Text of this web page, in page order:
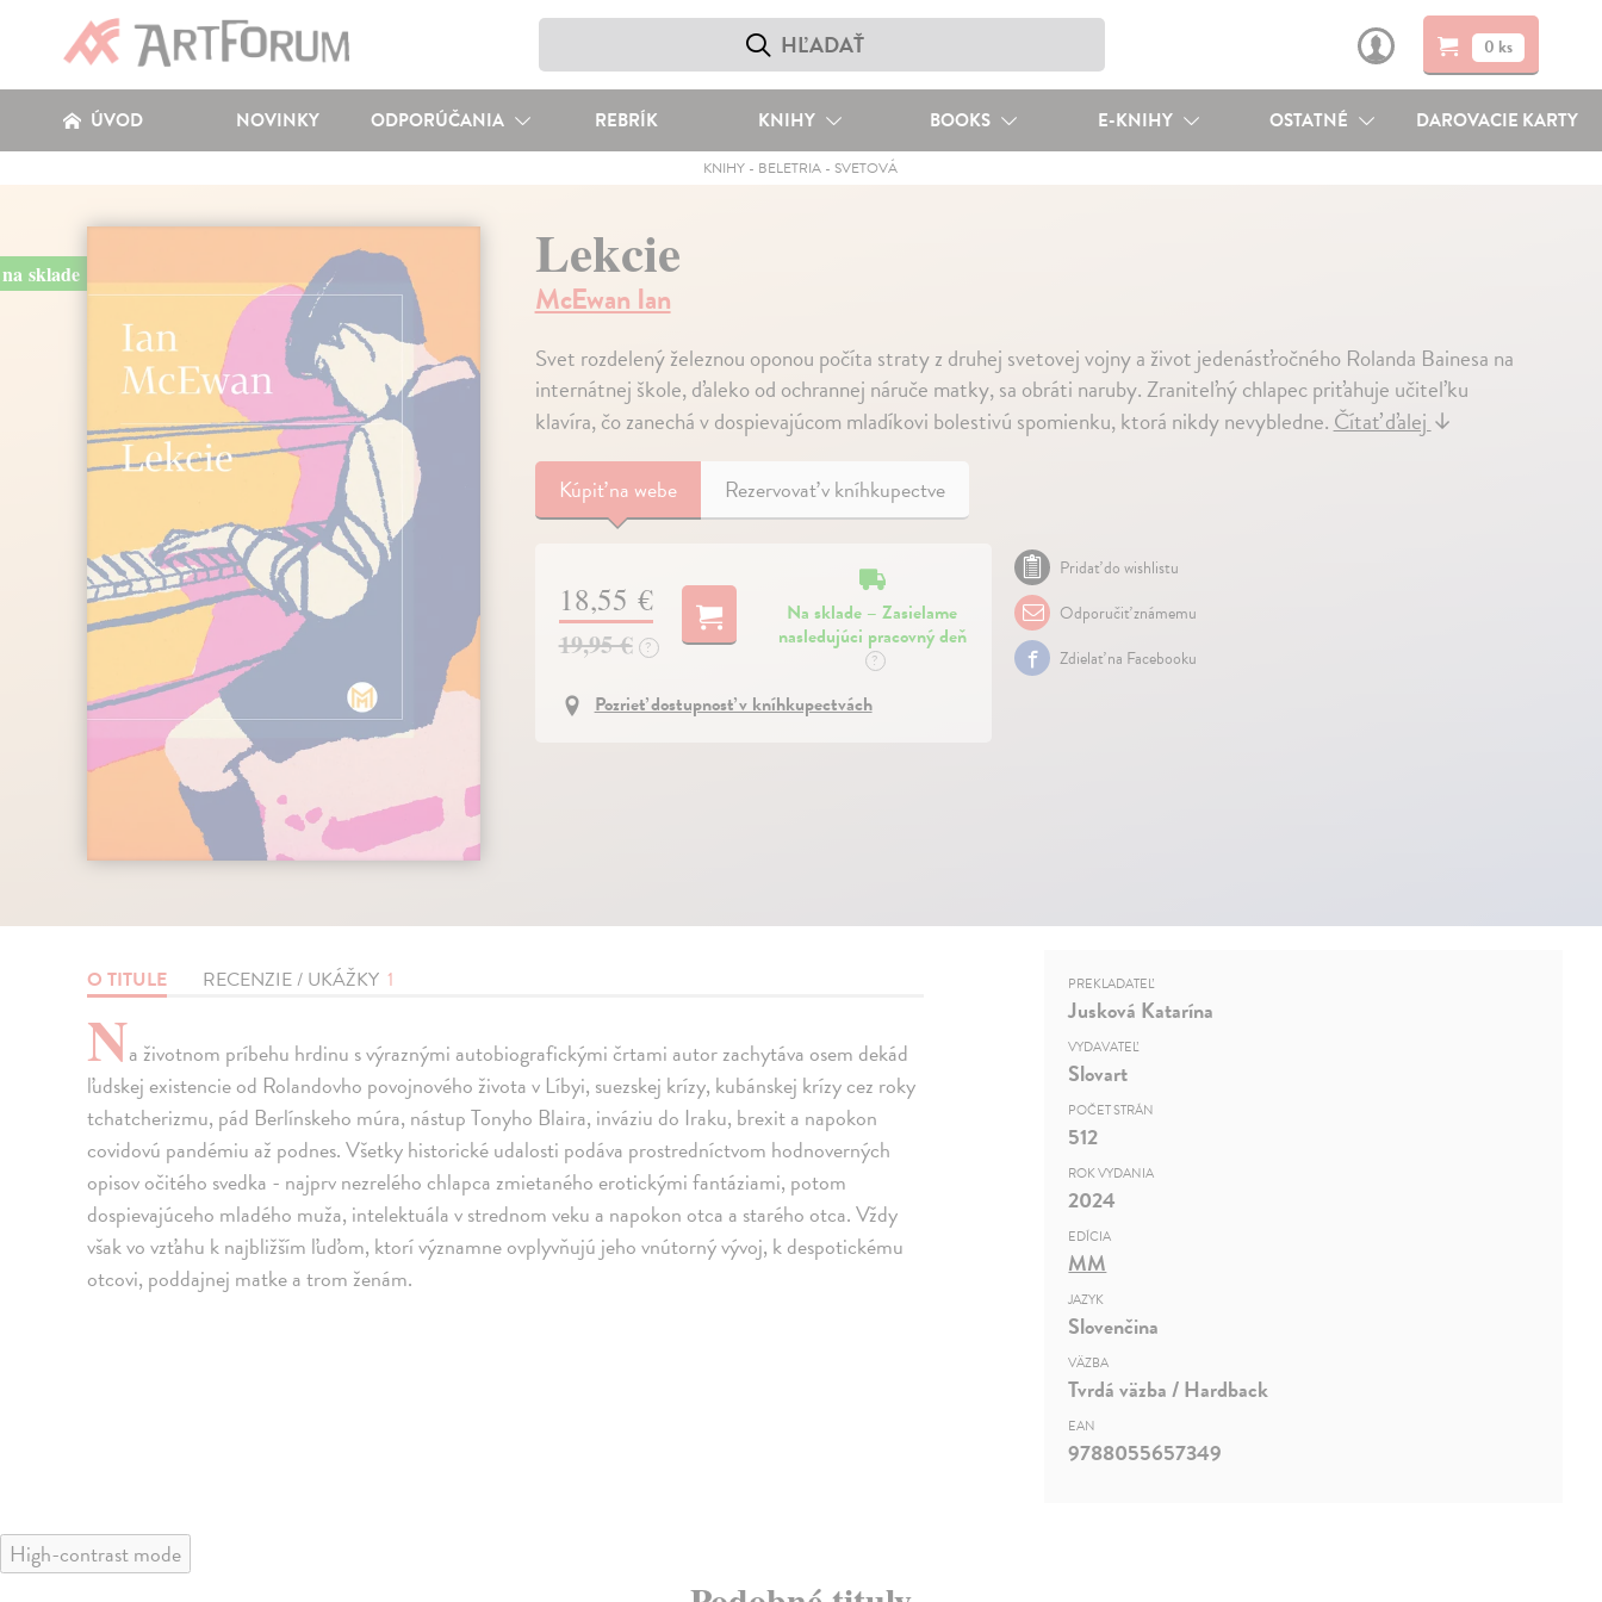
0 ks
ÚVOD NOVINKY ODPORÚČANIA REBRÍK KNIHY BOOKS E-KNIHY OSTATNÉ DAROVACIE KARTY
KNIHY - BELETRIA - SVETOVÁ
na sklade Lekcie
McEwan Ian
Svet rozdelený železnou oponou počíta straty z druhej svetovej vojny a život jedenásťročného Rolanda Bainesa na
internátnej škole, ďaleko od ochrannej náruče matky, sa obráti naruby. Zraniteľný chlapec priťahuje učiteľku
klavíra, čo zanechá v dospievajúcom mladíkovi bolestivú spomienku, ktorá nikdy nevybledne.Čítať ďalej↓
Kúpiťna webe Rezervovať v kníhkupectve
18,55 €
19,95 € ?
Na sklade – Zasielame
nasledujúci pracovný deň
?
Pozrieť dostupnosť v kníhkupectvách
Pridať do wishlistu
Odporučiť známemu
Zdielať na Facebooku
O TITULE RECENZIE / UKÁŽKY 1
Na životnom príbehu hrdinu s výraznými autobiografickými črtami autor zachytáva osem dekád
ľudskej existencie od Rolandovho povojnového života v Líbyi, suezskej krízy, kubánskej krízy cez roky
tchatcherizmu, pád Berlínskeho múra, nástup Tonyho Blaira, inváziu do Iraku, brexit a napokon
covidovú pandémiu až podnes. Všetky historické udalosti podáva prostredníctvom hodnoverných
opisov očitého svedka - najprv nezrelého chlapca zmietaného erotickými fantáziami, potom
dospievajúceho mladého muža, intelektuála v strednom veku a napokon otca a starého otca. Vždy
však vo vzťahu k najbližším ľuďom, ktorí významne ovplyvňujú jeho vnútorný vývoj, k despotickému
otcovi, poddajnej matke a trom ženám.
PREKLADATEĽ
Jusková Katarína
VYDAVATEĽ
Slovart
POČET STRÁN
512
ROK VYDANIA
2024
EDÍCIA
MM
JAZYK
Slovenčina
VÄZBA
Tvrdá väzba / Hardback
EAN
9788055657349
High-contrast mode